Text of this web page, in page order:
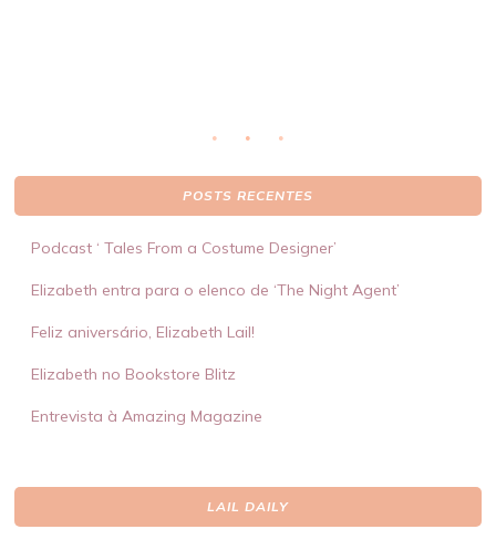
POSTS RECENTES
Podcast ‘ Tales From a Costume Designer’
Elizabeth entra para o elenco de ‘The Night Agent’
Feliz aniversário, Elizabeth Lail!
Elizabeth no Bookstore Blitz
Entrevista à Amazing Magazine
LAIL DAILY